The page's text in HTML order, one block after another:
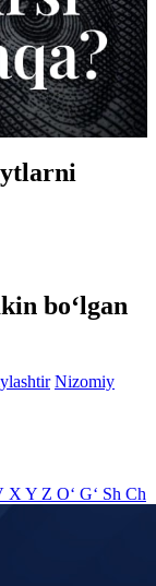
bo‘lgan
Nizomiy
X Y Z O‘ G‘ Sh Ch